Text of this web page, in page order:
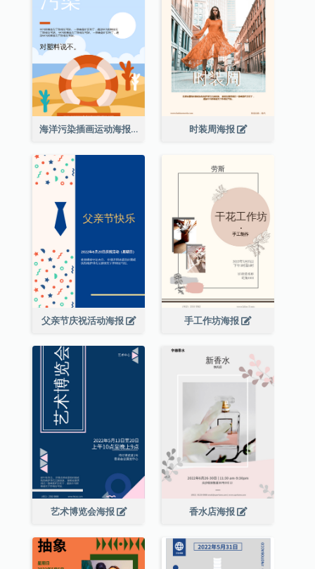
海洋污染插画运动海报 时装周海报
父亲节庆祝活动海报 手工作坊海报
艺术博览会海报 香水店海报